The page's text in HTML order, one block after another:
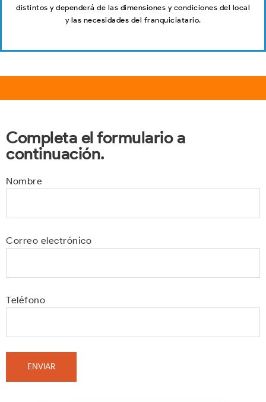
distintos y dependerá de las dimensiones y condiciones del local
y las necesidades del franquiciatario.
Completa el formulario a
continuación.
Nombre
Correo electrónico
Teléfono